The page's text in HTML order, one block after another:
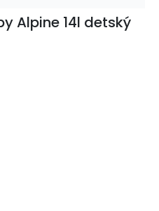
Alpine 14l detský